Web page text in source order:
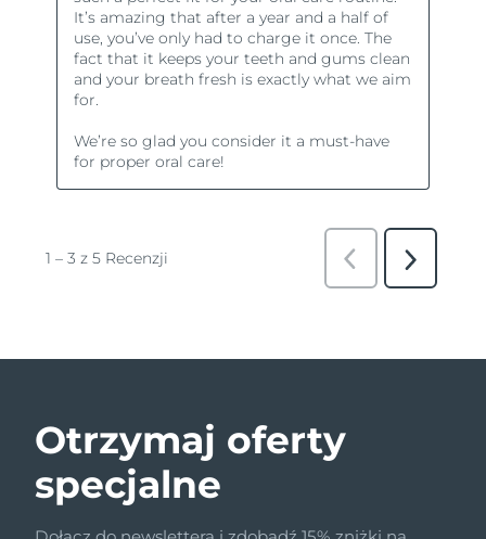
Otrzymaj oferty
specjalne